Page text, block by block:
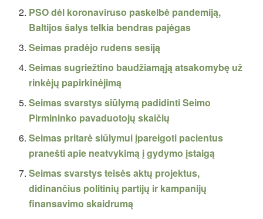
PSO dėl koronaviruso paskelbė pandemiją,
Baltijos šalys telkia bendras pajėgas
Seimas pradėjo rudens sesiją
Seimas sugriežtino baudžiamąją atsakomybę už
rinkėjų papirkinėjimą
Seimas svarstys siūlymą padidinti Seimo
Pirmininko pavaduotojų skaičių
Seimas pritarė siūlymui įpareigoti pacientus
pranešti apie neatvykimą į gydymo įstaigą
Seimas svarstys teisės aktų projektus,
didinančius politinių partijų ir kampanijų
finansavimo skaidrumą